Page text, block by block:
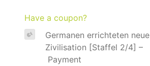
Have a coupon?
Germanen errichteten neue
Zivilisation [Staffel 2/4] –
Payment